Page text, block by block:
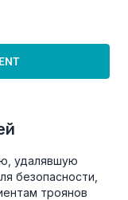
удалявшую
безопасности,
троянов